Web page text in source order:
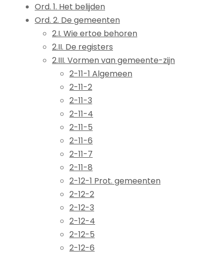
Ord. 1. Het belijden
Ord. 2. De gemeenten
2.I. Wie ertoe behoren
2.II. De registers
2.III. Vormen van gemeente-zijn
2-11-1 Algemeen
2-11-2
2-11-3
2-11-4
2-11-5
2-11-6
2-11-7
2-11-8
2-12-1 Prot. gemeenten
2-12-2
2-12-3
2-12-4
2-12-5
2-12-6